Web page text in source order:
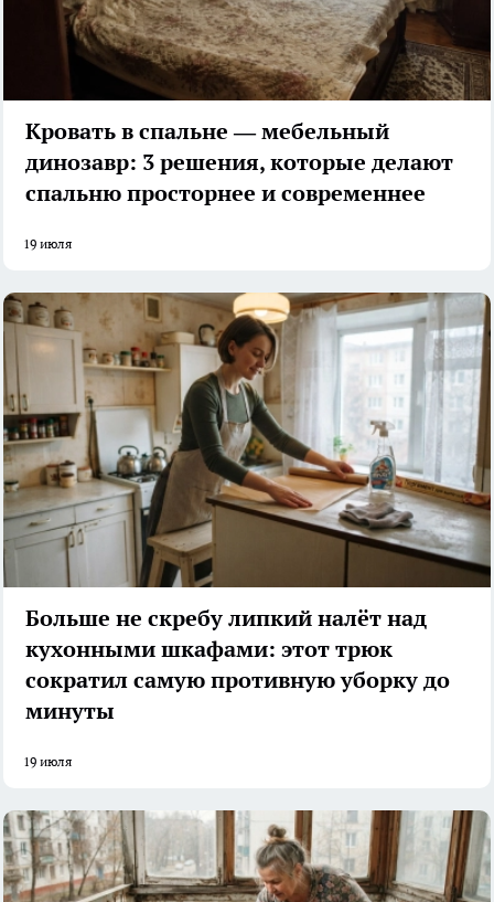
Кровать в спальне — мебельный
динозавр: 3 решения, которые делают
спальню просторнее и современнее
19 июля
Больше не скребу липкий налёт над
кухонными шкафами: этот трюк
сократил самую противную уборку до
минуты
19 июля